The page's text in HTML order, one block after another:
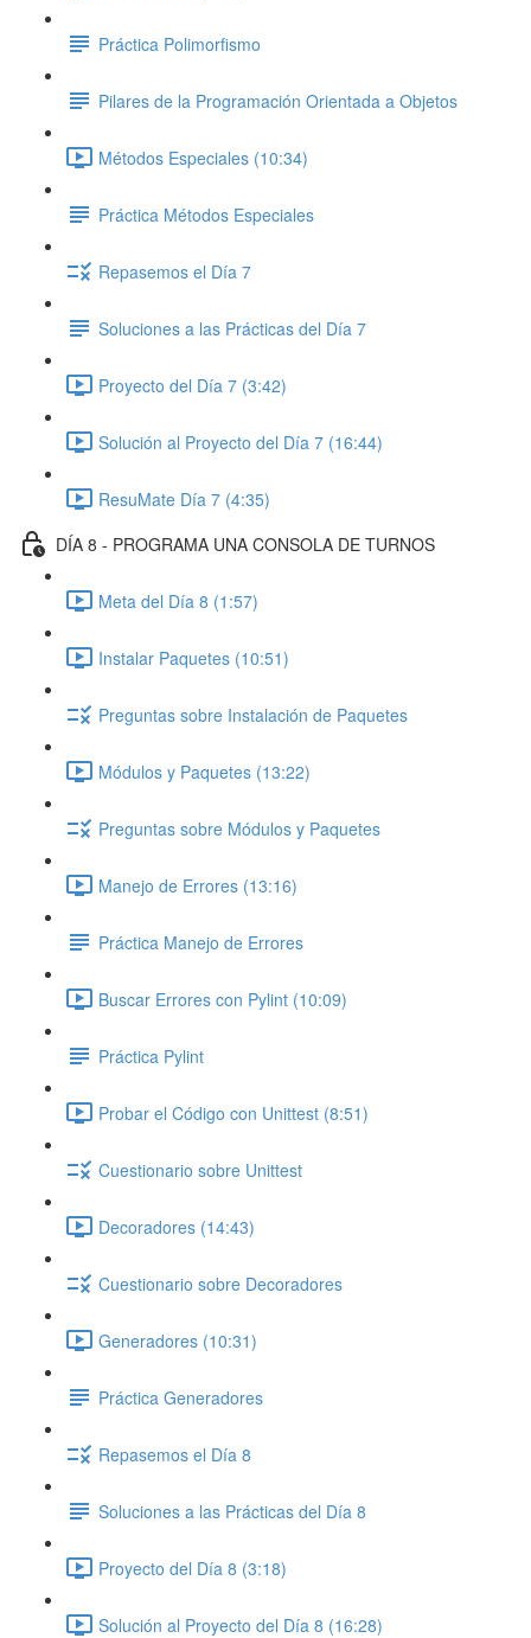
Práctica Polimorfismo
Pilares de la Programación Orientada a Objetos
Métodos Especiales (10:34)
Práctica Métodos Especiales
Repasemos el Día 7
Soluciones a las Prácticas del Día 7
Proyecto del Día 7 (3:42)
Solución al Proyecto del Día 7 (16:44)
ResuMate Día 7 (4:35)
DÍA 8 - PROGRAMA UNA CONSOLA DE TURNOS
Meta del Día 8 (1:57)
Instalar Paquetes (10:51)
Preguntas sobre Instalación de Paquetes
Módulos y Paquetes (13:22)
Preguntas sobre Módulos y Paquetes
Manejo de Errores (13:16)
Práctica Manejo de Errores
Buscar Errores con Pylint (10:09)
Práctica Pylint
Probar el Código con Unittest (8:51)
Cuestionario sobre Unittest
Decoradores (14:43)
Cuestionario sobre Decoradores
Generadores (10:31)
Práctica Generadores
Repasemos el Día 8
Soluciones a las Prácticas del Día 8
Proyecto del Día 8 (3:18)
Solución al Proyecto del Día 8 (16:28)